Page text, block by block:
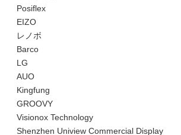
Posiflex
EIZO
レノボ
Barco
LG
AUO
Kingfung
GROOVY
Visionox Technology
Shenzhen Uniview Commercial Display